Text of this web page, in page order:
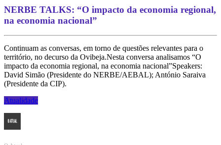
NERBE TALKS: “O impacto da economia regional,
na economia nacional”
Continuam as conversas, em torno de questões relevantes para o
território, no decurso da Ovibeja.Nesta conversa analisamos “O
impacto da economia regional, na economia nacional”Speakers:
David Simão (Presidente do NERBE/AEBAL); António Saraiva
(Presidente da CIP).
Atualidade